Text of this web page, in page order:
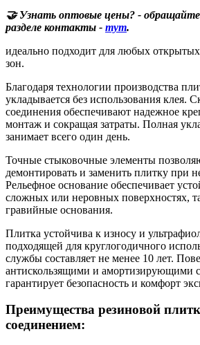
🤝 Узнать оптовые цены? -
разделе контакты - тут.
идеально подходит для любых
зон.
Благодаря технологии производства
укладывается без использования клея.
соединения обеспечивают надежное
монтаж и сокращая затраты. Полная
занимает всего один день.
Точные стыковочные элементы
демонтировать и заменить плитку при
Рельефное основание обеспечивает
сложных или неровных поверхностях,
гравийные основания.
Плитка устойчива к износу и
подходящей для круглогодичного
службы составляет не менее 10 лет.
антискользящими и амортизирующими
гарантирует безопасность и комфорт
Преимущества резиновой
соединением: